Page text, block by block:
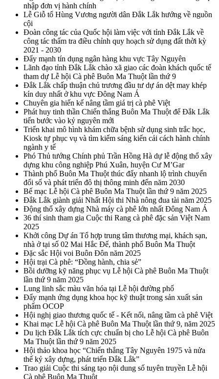
nhập đơn vị hành chính
Lễ Giỗ tổ Hùng Vương người dân Đắk Lắk hướng về nguồn
cội
Đoàn công tác của Quốc hội làm việc với tỉnh Đắk Lắk về
công tác thẩm tra điều chỉnh quy hoạch sử dụng đất thời kỳ
2021 - 2030
Đẩy mạnh tín dụng ngân hàng khu vực Tây Nguyên
Lãnh đạo tỉnh Đắk Lắk chào xã giao các đoàn khách quốc tế
tham dự Lễ hội Cà phê Buôn Ma Thuột lần thứ 9
Đắk Lắk chấp thuận chủ trương đầu tư dự án dệt may khép
kín duy nhất ở khu vực Đông Nam Á
Chuyên gia hiến kế nâng tầm giá trị cà phê Việt
Phát huy tinh thần Chiến thắng Buôn Ma Thuột để Đắk Lắk
tiến bước vào kỷ nguyên mới
Triển khai mô hình khám chữa bệnh sử dụng sinh trắc học,
Kiosk tự phục vụ và tìm kiếm sáng kiến cải cách hành chính
ngành y tế
Phó Thủ tướng Chính phủ Trần Hồng Hà dự lễ động thổ xây
dựng khu công nghiệp Phú Xuân, huyện Cư M’Gar
Thành phố Buôn Ma Thuột thúc đẩy nhanh lộ trình chuyển
đổi số và phát triển đô thị thông minh đến năm 2030
Bế mạc Lễ hội Cà phê Buôn Ma Thuột lần thứ 9 năm 2025
Đắk Lắk giành giải Nhất Hội thi Nhà nông đua tài năm 2025
Động thổ xây dựng Nhà máy cà phê lớn nhất Đông Nam Á
36 thí sinh tham gia Cuộc thi Rang cà phê đặc sản Việt Nam
2025
Khởi công Dự án Tổ hợp trung tâm thương mại, khách sạn,
nhà ở tại số 02 Mai Hắc Đế, thành phố Buôn Ma Thuột
Đặc sắc Hội voi Buôn Đôn năm 2025
Hội trại Cà phê: “Đồng hành, chia sẻ”
Bồi dưỡng kỹ năng phục vụ Lễ hội Cà phê Buôn Ma Thuột
lần thứ 9 năm 2025
Lung linh sắc màu văn hóa tại Lễ hội đường phố
Đẩy mạnh ứng dụng khoa học kỹ thuật trong sản xuất sản
phẩm OCOP
Hội nghị giao thương quốc tế - Kết nối, nâng tầm cà phê Việt
Khai mạc Lễ hội Cà phê Buôn Ma Thuột lần thứ 9, năm 2025
Du lịch Đắk Lắk tích cực chuẩn bị cho Lễ hội Cà phê Buôn
Ma Thuột lần thứ 9 năm 2025
Hội thảo khoa học “Chiến thắng Tây Nguyên 1975 và nửa
thế kỷ xây dựng, phát triển Đắk Lắk”
Trao giải Cuộc thi sáng tạo nội dung số tuyên truyền Lễ hội
Cà phê Buôn Ma Thuột